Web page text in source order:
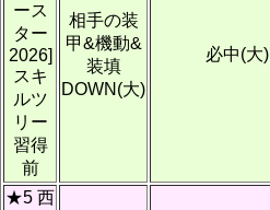
ース
ター
2026]
スキ
ルツ
リー
習得
前
相手の装
甲&機動&
装填
DOWN(大)
必中(大)
★5 西